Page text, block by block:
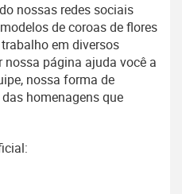
nossas redes sociais
de coroas de flores
em diversos
página ajuda você a
nossa forma de
homenagens que